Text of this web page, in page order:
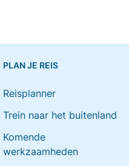
PLAN JE REIS
Reisplanner
Trein naar het buitenland
Komende
werkzaamheden